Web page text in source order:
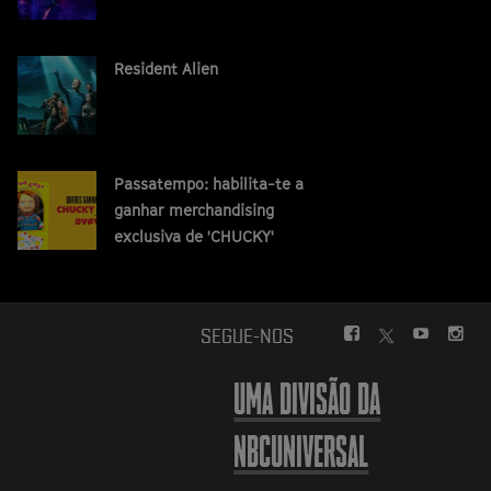
Resident Alien
Passatempo: habilita-te a
ganhar merchandising
exclusiva de 'CHUCKY'
SEGUE-NOS
FACEBOOK
YOUTUBE
UMA DIVISÃO DA
NBCUNIVERSAL